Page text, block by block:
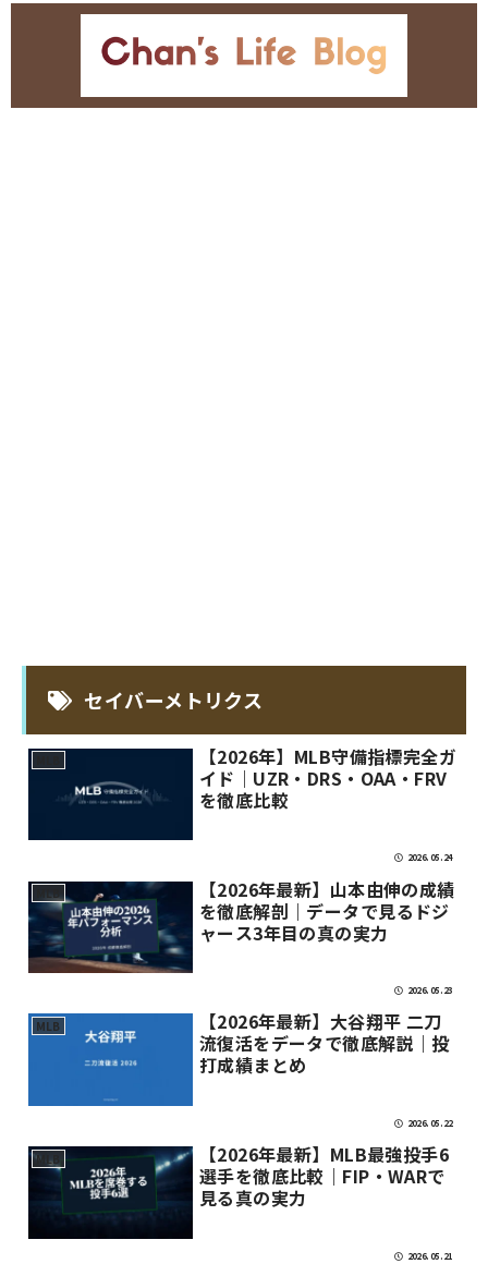
セイバーメトリクス
【2026年】MLB守備指標完全ガ
イド｜UZR・DRS・OAA・FRV
を徹底比較
2026.05.24
【2026年最新】山本由伸の成績
を徹底解剖｜データで見るドジ
ャース3年目の真の実力
2026.05.23
MLB
【2026年最新】大谷翔平 二刀
流復活をデータで徹底解説｜投
打成績まとめ
2026.05.22
MLB
【2026年最新】MLB最強投手6
選手を徹底比較｜FIP・WARで
見る真の実力
2026.05.21